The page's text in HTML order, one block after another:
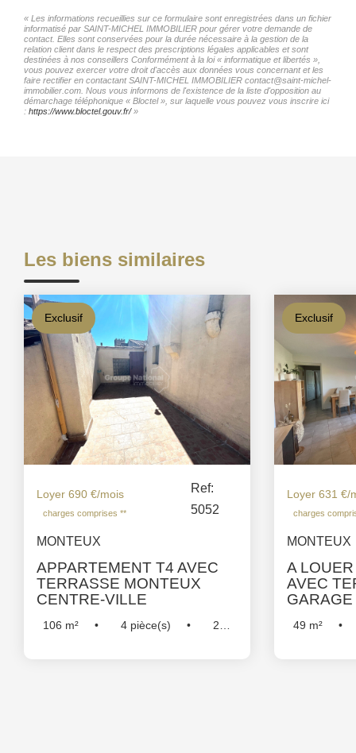
« Les informations recueillies sur ce formulaire sont enregistrées dans un fichier
informatisé par SAINT-MICHEL IMMOBILIER pour gérer votre demande de
contact. Elles sont conservées pour la durée nécessaire à la gestion de la
relation client dans le respect des prescriptions légales applicables et sont
destinées à nos conseillers Conformément à la loi « informatique et libertés »,
vous pouvez exercer votre droit d'accès aux données vous concernant et les
faire rectifier en contactant SAINT-MICHEL IMMOBILIER contact@saint-michel-
immobilier.com. Nous vous informons de l'existence de la liste d'opposition au
démarchage téléphonique « Bloctel », sur laquelle vous pouvez vous inscrire ici
: https://www.bloctel.gouv.fr/»
Les biens similaires
Exclusif
Loyer 690 €/mois
charges comprises **
Ref:
5052
MONTEUX
APPARTEMENT T4 AVEC
TERRASSE MONTEUX
CENTRE-VILLE
106 m² 4 pièce(s)
2
Exclusif
Loyer 631 €/
charges
MONTEUX
A
AVEC
GARAGE
49 m²